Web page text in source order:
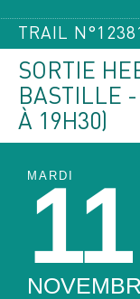
Menu
TRAIL
SORTIE
BASTILLE
À 19H30)
MARDI
11